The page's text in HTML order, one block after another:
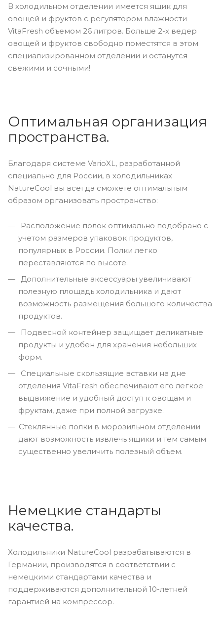
В холодильном отделении имеется ящик для
овощей и фруктов с регулятором влажности
VitaFresh объемом 26 литров. Больше 2-х ведер
овощей и фруктов свободно поместятся в этом
специализированном отделении и останутся
свежими и сочными!
Оптимальная организация
пространства.
Благодаря системе VarioXL, разработанной
специально для России, в холодильниках
NatureCool вы всегда сможете оптимальным
образом организовать пространство:
Расположение полок оптимально подобрано с
учетом размеров упаковок продуктов,
популярных в России. Полки легко
переставляются по высоте.
Дополнительные аксессуары увеличивают
полезную площадь холодильника и дают
возможность размещения большого количества
продуктов.
Подвесной контейнер защищает деликатные
продукты и удобен для хранения небольших
форм.
Специальные скользящие вставки на дне
отделения VitaFresh обеспечивают его легкое
выдвижение и удобный доступ к овощам и
фруктам, даже при полной загрузке.
Стеклянные полки в морозильном отделении
дают возможность извлечь ящики и тем самым
существенно увеличить полезный объем.
Немецкие стандарты
качества.
Холодильники NatureCool разрабатываются в
Германии, производятся в соответствии с
немецкими стандартами качества и
поддерживаются дополнительной 10-летней
гарантией на компрессор.